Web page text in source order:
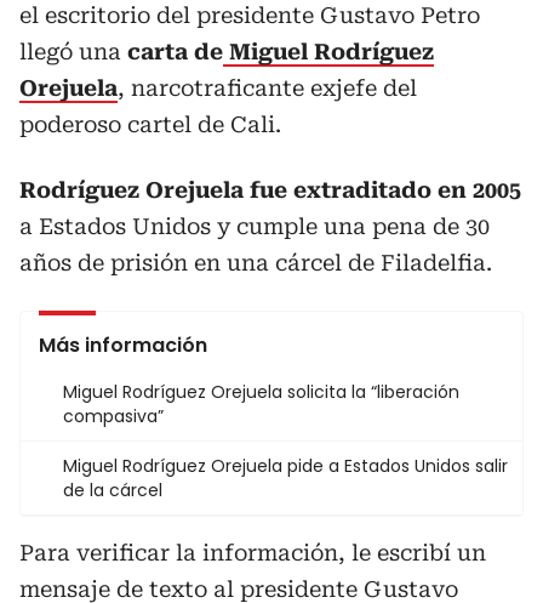
el escritorio del presidente Gustavo Petro
llegó una carta de Miguel Rodríguez
Orejuela, narcotraficante exjefe del
poderoso cartel de Cali.
Rodríguez Orejuela fue extraditado en 2005
a Estados Unidos y cumple una pena de 30
años de prisión en una cárcel de Filadelfia.
Más información
Miguel Rodríguez Orejuela solicita la “liberación
compasiva”
Miguel Rodríguez Orejuela pide a Estados Unidos salir
de la cárcel
Para verificar la información, le escribí un
mensaje de texto al presidente Gustavo